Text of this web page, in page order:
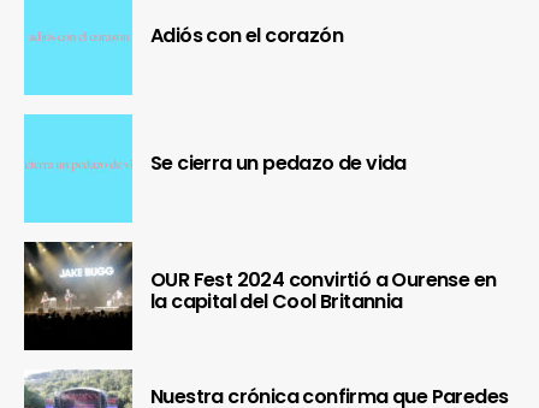
Adiós con el corazón
Se cierra un pedazo de vida
OUR Fest 2024 convirtió a Ourense en
la capital del Cool Britannia
Nuestra crónica confirma que Paredes